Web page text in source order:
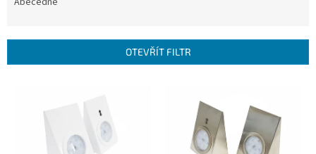
r
OTEVŘÍT FILTR